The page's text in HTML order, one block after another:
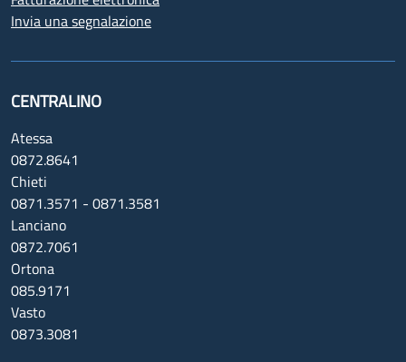
Invia una segnalazione
CENTRALINO
Atessa
0872.8641
Chieti
0871.3571 - 0871.3581
Lanciano
0872.7061
Ortona
085.9171
Vasto
0873.3081